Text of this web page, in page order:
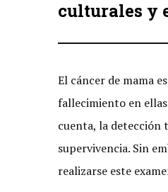
culturales y
El cáncer de mama
fallecimiento en
cuenta, la detección
supervivencia. Sin
realizarse este